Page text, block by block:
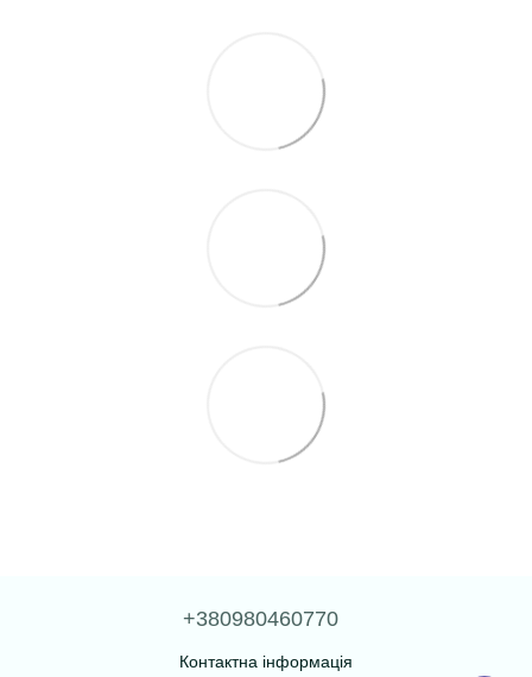
+380980460770
Контактна інформація